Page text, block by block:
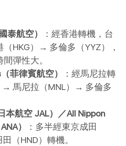
泰航空）
：經香港轉機，台
HKG）→ 多倫多（YYZ），
彈性大。
菲律賓航空）
：經馬尼拉轉
→ 馬尼拉（MNL）→ 多倫多
本航空 JAL）／All Nippon
）
：多半經東京成田
（HND）轉機。